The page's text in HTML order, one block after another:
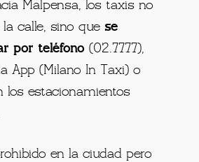
Malpensa, los taxis no
calle, sino que se
por teléfono (02.7777),
App (Milano In Taxi) o
los estacionamientos
en la ciudad pero